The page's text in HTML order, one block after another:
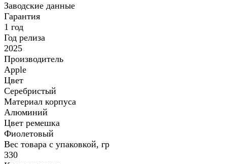
Заводские данные
Гарантия
1 год
Год релиза
2025
Производитель
Apple
Цвет
Серебристый
Материал корпуса
Алюминий
Цвет ремешка
Фиолетовый
Вес товара с упаковкой, гр
330